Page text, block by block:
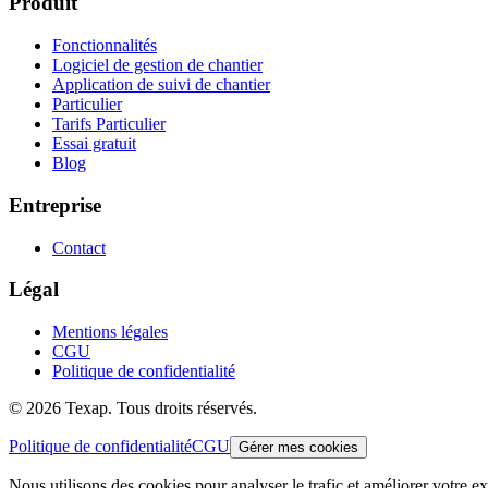
Fonctionnalités
Logiciel de gestion de chantier
Application de suivi de chantier
Particulier
Tarifs Particulier
Essai gratuit
Blog
Entreprise
Contact
Légal
Mentions légales
CGU
Politique de confidentialité
© 2026 Texap. Tous droits réservés.
Politique de confidentialitéCGU Gérer mes cookies